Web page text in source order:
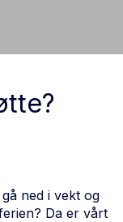
ned i vekt og
Da er vårt